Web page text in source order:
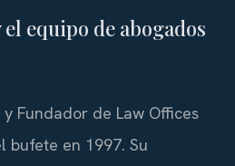
el equipo de abogados
y Fundador de Law Offices
bufete en 1997. Su